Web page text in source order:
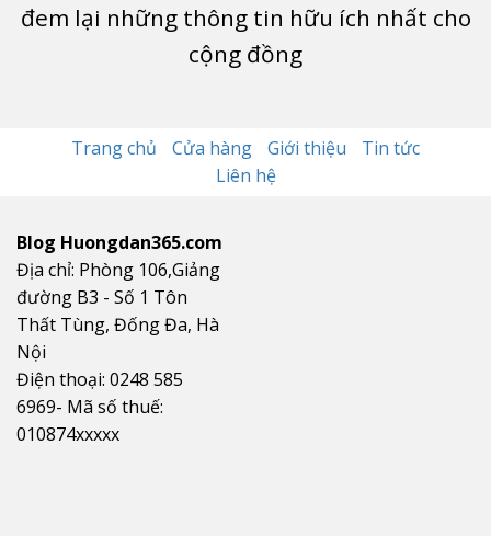
đem lại những thông tin hữu ích nhất cho
cộng đồng
Trang chủ Cửa hàng Giới thiệu
Tin tức
Liên hệ
Blog Huongdan365.com
Địa chỉ: Phòng 106,Giảng
đường B3 - Số 1 Tôn
Thất Tùng, Đống Đa, Hà
Nội
Điện thoại: 0248 585
6969- Mã số thuế:
010874xxxxx